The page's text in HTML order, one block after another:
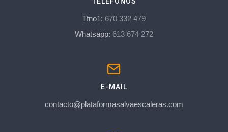
Tfno1: 670 332 479
Whatsapp: 613 674 272
E-MAIL
contacto@plataformasalvaescaleras.com